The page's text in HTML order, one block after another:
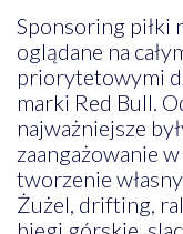
Sponsoring piłki
oglądane na
priorytetowymi
marki Red Bull.
najważniejsze
zaangażowanie
tworzenie
Żużel, drifting,